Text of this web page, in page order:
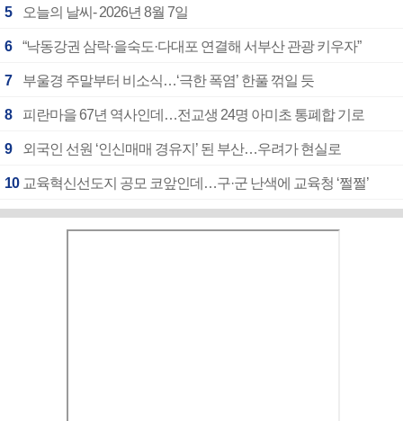
5 오늘의 날씨- 2026년 8월 7일
6 “낙동강권 삼락·을숙도·다대포 연결해 서부산 관광 키우자”
7 부울경 주말부터 비소식…‘극한 폭염’ 한풀 꺾일 듯
8 피란마을 67년 역사인데…전교생 24명 아미초 통폐합 기로
9 외국인 선원 ‘인신매매 경유지’ 된 부산…우려가 현실로
10 교육혁신선도지 공모 코앞인데…구·군 난색에 교육청 ‘쩔쩔’